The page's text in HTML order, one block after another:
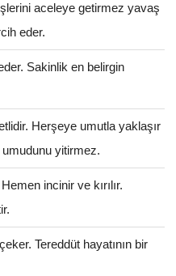
aceleye getirmez yavaş
eder.
Sakinlik en belirgin
Herşeye umutla yaklaşır
yitirmez.
incinir ve kırılır.
Tereddüt hayatının bir